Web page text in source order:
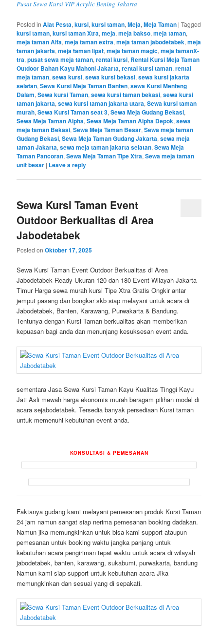
Pusat Sewa Kursi VIP Acrylic Bening Jakarta
Posted in Alat Pesta,kursi,kursi taman,Meja,Meja Taman |Tagged
kursi taman,kursi taman Xtra,meja,meja bakso,meja taman,
meja taman Alfa,meja taman extra,meja taman jabodetabek,meja
taman jakarta,meja taman lipat,meja taman magic,meja tamanX-
tra,pusat sewa meja taman,rental kursi, Rental Kursi Meja Taman
Outdoor Bahan Kayu Mahoni Jakarta,rental kursi taman,rental
meja taman,sewa kursi,sewa kursi bekasi,sewa kursi jakarta
selatan,Sewa Kursi Meja Taman Banten,sewa Kursi Menteng
Dalam,Sewa kursi Taman,sewa kursi taman bekasi,sewa kursi
taman jakarta,sewa kursi taman jakarta utara,Sewa kursi taman
murah,Sewa Kursi Taman seat 3,Sewa Meja Gudang Bekasi,
Sewa Meja Taman Alpha,Sewa Meja Taman Alpha Depok,sewa
meja taman Bekasi,Sewa Meja Taman Besar,Sewa meja taman
Gudang Bekasi,Sewa Meja Taman Gudang Jakarta,sewa meja
taman Jakarta,sewa meja taman jakarta selatan,Sewa Meja
Taman Pancoran,Sewa Meja Taman Tipe Xtra,Sewa meja taman
unit besar | Leave a reply
Sewa Kursi Taman Event
Outdoor Berkualitas di Area
Jabodetabek
Posted onOktober 17, 2025
Sewa Kursi Taman Event Outdoor Berkualitas di Area
Jabodetabek Ready Ukuran 120 dan 180 Event Wilayah Jakarta
Timur Harga sewa murah kursi Tipe Xtra Gratis Ongkir antar
jemput pasang dan bongkar skb siap melayani untuk acara di
Jabodetabek, Banten, Karawang, Purwakarta & Bandung.
Tentunya dengan Kursi Taman berkualitas akan memberikan
kepuasan bagi anda dan menunjang kesuksesan event anda.
sementara Jasa Sewa Kursi Taman Kayu Kualitas Tinggi Kayu
Jati Asli mewah harga ekonomis murah beragam pilihan model di
acara sejabodetabek. Tersedia banyak persediaan Kursi taman
untuk memenuhi kebutuhan event anda.
KONSULTASI & PEMESANAN
Faktanya gudang kami melayani pemesanan produk Kursi Taman
24 jam namun sangat siap nerima pemesanan booking dadakan.
Namun jika memungkinkan untuk bisa kami support ataupun
pemesanan untuk booking waktu jangka panjang untuk
kebutuhan acara pengiriman tepat waktu untuk acara di wilayah
jabodetabek, banten, karawang, sukabumi, purwakarta, bandung
Namun kami siap support untuk kebutuhan acara Jika
memungkinkan dan sesuai yang di sepakati.